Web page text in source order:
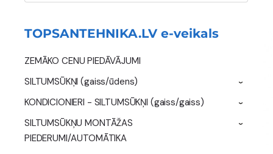
TOPSANTEHNIKA.LV e-veikals
ZEMĀKO CENU PIEDĀVĀJUMI
SILTUMSŪKŅI (gaiss/ūdens)
›
KONDICIONIERI - SILTUMSŪKŅI (gaiss/gaiss) ›
SILTUMSŪKŅU MONTĀŽAS
PIEDERUMI/AUTOMĀTIKA
›